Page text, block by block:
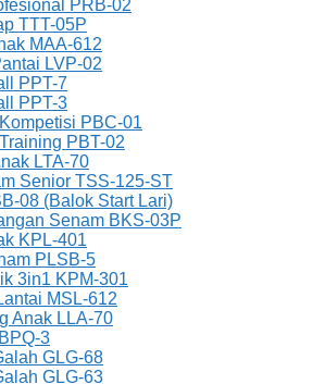
PRB-02
TTT-05P
MAA-612
LVP-02
PPT-7
PPT-3
PBC-01
PBT-02
LTA-70
Senior TSS-125-ST
08 (Balok Start Lari)
Senam BKS-03P
KPL-401
PLSB-5
3in1 KPM-301
MSL-612
Anak LLA-70
3
GLG-68
GLG-63